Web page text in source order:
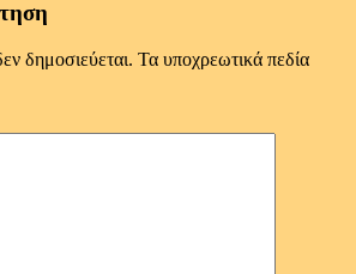
δημοσιεύεται. Τα υποχρεωτικά πεδία